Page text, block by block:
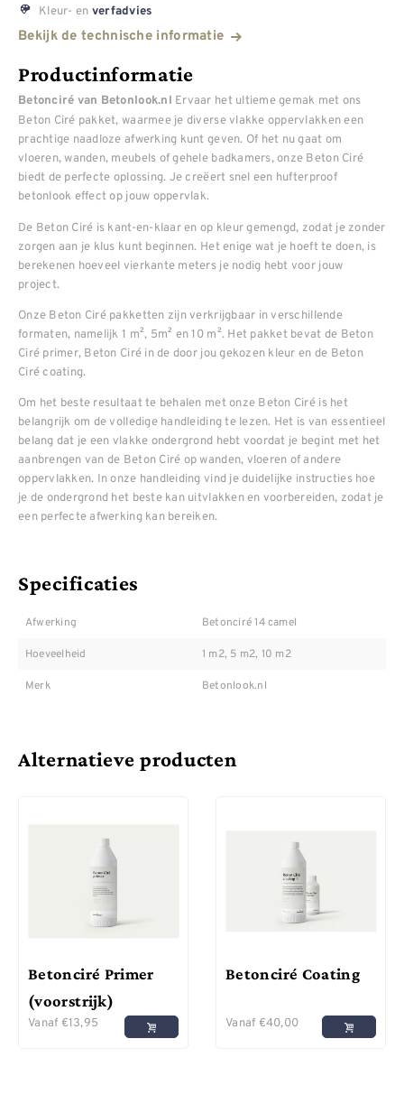
Kleur- en verfadvies
Bekijk de technische informatie
Productinformatie
Betonciré van Betonlook.nl Ervaar het ultieme gemak met ons
Beton Ciré pakket, waarmee je diverse vlakke oppervlakken een
prachtige naadloze afwerking kunt geven. Of het nu gaat om
vloeren, wanden, meubels of gehele badkamers, onze Beton Ciré
biedt de perfecte oplossing. Je creëert snel een hufterproof
betonlook effect op jouw oppervlak.
De Beton Ciré is kant-en-klaar en op kleur gemengd, zodat je zonder
zorgen aan je klus kunt beginnen. Het enige wat je hoeft te doen, is
berekenen hoeveel vierkante meters je nodig hebt voor jouw
project.
Onze Beton Ciré pakketten zijn verkrijgbaar in verschillende
formaten, namelijk 1 m², 5m² en 10 m². Het pakket bevat de Beton
Ciré primer, Beton Ciré in de door jou gekozen kleur en de Beton
Ciré coating.
Om het beste resultaat te behalen met onze Beton Ciré is het
belangrijk om de volledige handleiding te lezen. Het is van essentieel
belang dat je een vlakke ondergrond hebt voordat je begint met het
aanbrengen van de Beton Ciré op wanden, vloeren of andere
oppervlakken. In onze handleiding vind je duidelijke instructies hoe
je de ondergrond het beste kan uitvlakken en voorbereiden, zodat je
een perfecte afwerking kan bereiken.
Specificaties
Afwerking Betonciré 14 camel
Hoeveelheid 1 m2, 5 m2, 10 m2
Merk Betonlook.nl
Alternatieve producten
Betonciré Primer
(voorstrijk)
Vanaf €13,95
Betonciré Coating
Vanaf €40,00